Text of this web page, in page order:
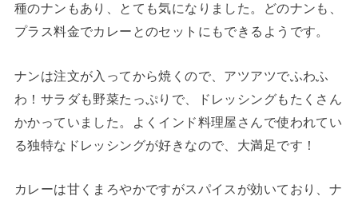
種のナンもあり、とても気になりました。どのナンも、
プラス料金でカレーとのセットにもできるようです。
ナンは注文が入ってから焼くので、アツアツでふわふ
わ！サラダも野菜たっぷりで、ドレッシングもたくさん
かかっていました。よくインド料理屋さんで使われてい
る独特なドレッシングが好きなので、大満足です！
カレーは甘くまろやかですがスパイスが効いており、ナ